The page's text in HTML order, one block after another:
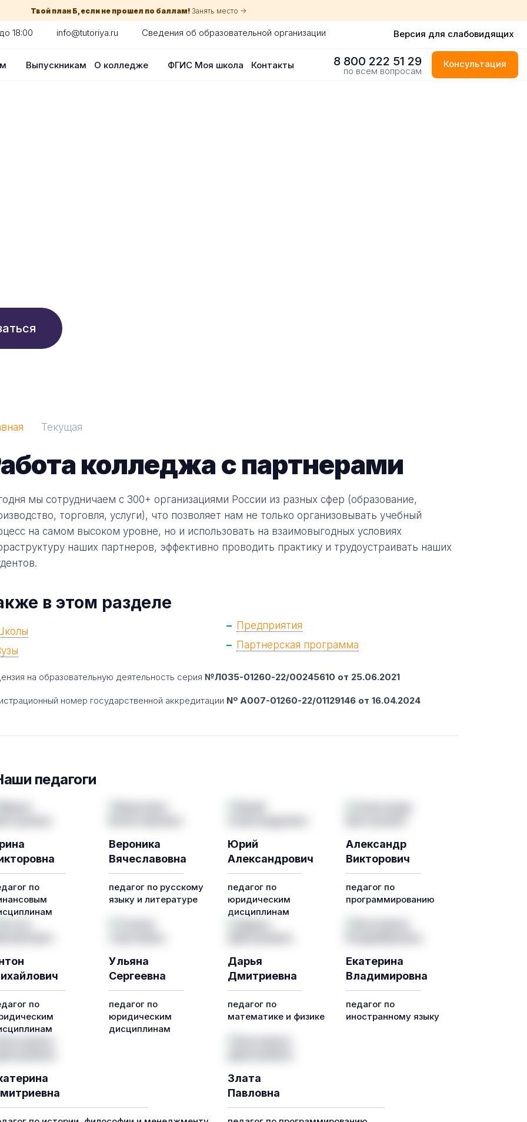
Твой план Б, если не прошел по баллам! Занять место ->
18:00 info@tutoriya.ru Сведения об образовательной организации Версия для слабовидящих
Выпускникам О колледже ФГИС Моя школа Контакты 8 800 222 51 29
по всем вопросам
Консультация
Текущая
колледжа с партнерами
мы сотрудничаем с 300+ организациями России из разных сфер (образование,
торговля, услуги), что позволяет нам не только организовывать учебный
на самом высоком уровне, но и использовать на взаимовыгодных условиях
наших партнеров, эффективно проводить практику и трудоустраивать наших
в этом разделе
Предприятия
Партнерская программа
на образовательную деятельность серия №Л035-01260-22/00245610 от 25.06.2021
номер государственной аккредитации Nº A007-01260-22/01129146 от 16.04.2024
педагоги
по
Вероника
Вячеславовна
педагог по русскому
языку и литературе
Юрий
Александрович
педагог по
юридическим
дисциплинам
Александр
Викторович
педагог по
программированию
по
Ульяна
Сергеевна
педагог по
юридическим
дисциплинам
Дарья
Дмитриевна
педагог по
математике и физике
Екатерина
Владимировна
педагог по
иностранному языку
Злата
Павловна